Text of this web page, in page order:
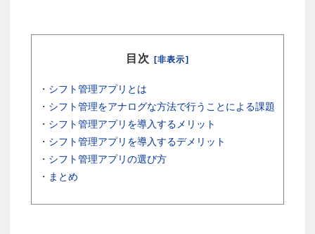
目次 [非表示]
・ シフト管理アプリとは
・ シフト管理をアナログな方法で行うことによる課題
・ シフト管理アプリを導入するメリット
・ シフト管理アプリを導入するデメリット
・ シフト管理アプリの選び方
・ まとめ